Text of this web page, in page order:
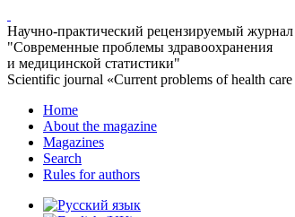
Научно-практический рецензируемый журнал
"Современные проблемы здравоохранения
и медицинской статистики"
Scientific journal «Current problems of health care
Home
About the magazine
Magazines
Search
Rules for authors